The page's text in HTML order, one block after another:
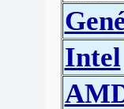
Intel